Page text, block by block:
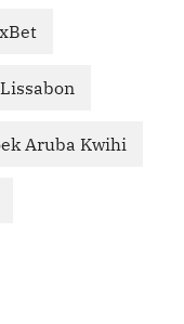
Aruba Kwihi